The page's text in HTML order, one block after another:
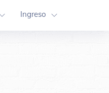
Ingreso